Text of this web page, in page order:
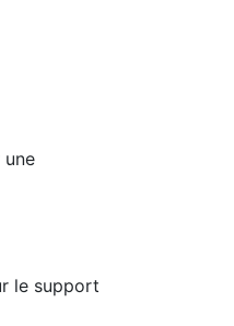
le support